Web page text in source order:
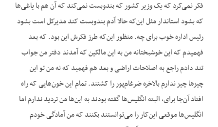
فکر نمی‌کرد که یک وزیر کشور که بندوبست نمی‌کند که آن هم با یاغی‌ها
که بشود استاندار مثل این‌که حالا آدم بندوبست کند مدیرکل است بشود
رئیس اداره خوب برای چه. منظور این‌که طرز فکرش این بود. که بعد
فهمیدم که این خوشبختانه من به این مالکین که آمدند دفتر من جواب
تند دادم راجع به اصلاحات اراضی و بعد هم فهمید که نه من تو این
چیزها چیز ندارم بالاخره ضرغام‌پور را کشتند. تمام این خون‌هایی که راه
افتاد آن‌جا برای، البته انگلیس‌ها گفته بودند به این‌ها من تردید ندارم اما
انگلیس‌ها موقعی این‌کار را می‌توانستند بکنند که من آمادگی خودم